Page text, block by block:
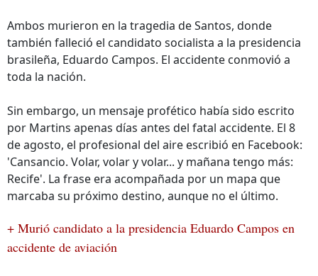
Ambos murieron en la tragedia de Santos, donde
también falleció el candidato socialista a la presidencia
brasileña, Eduardo Campos. El accidente conmovió a
toda la nación.
Sin embargo, un mensaje profético había sido escrito
por Martins apenas días antes del fatal accidente. El 8
de agosto, el profesional del aire escribió en Facebook:
'Cansancio. Volar, volar y volar... y mañana tengo más:
Recife'. La frase era acompañada por un mapa que
marcaba su próximo destino, aunque no el último.
+ Murió candidato a la presidencia Eduardo Campos en
accidente de aviación